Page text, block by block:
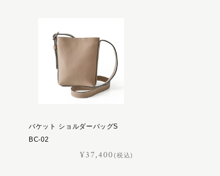
バケット ショルダーバッグS
BC-02
¥37,400(税込)